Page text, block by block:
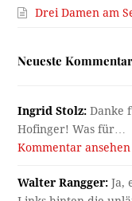
Drei Damen am
Neueste
Ingrid Stolz: Danke
Hofinger! Was für…
Kommentar
Walter Rangger: Ja,